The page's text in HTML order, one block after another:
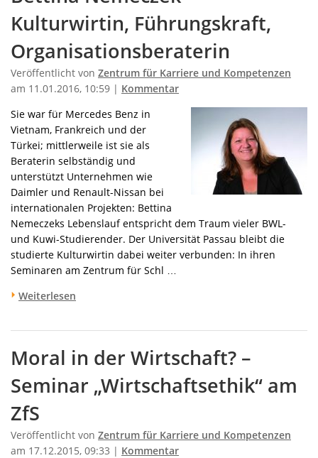
Kulturwirtin, Führungskraft,
Organisationsberaterin
Veröffentlicht von Zentrum für Karriere und Kompetenzen
am 11.01.2016, 10:59 | Kommentar
Sie war für Mercedes Benz in
Vietnam, Frankreich und der
Türkei; mittlerweile ist sie als
Beraterin selbständig und
unterstützt Unternehmen wie
Daimler und Renault-Nissan bei
internationalen Projekten: Bettina
Nemeczeks Lebenslauf entspricht dem Traum vieler BWL-
und Kuwi-Studierender. Der Universität Passau bleibt die
studierte Kulturwirtin dabei weiter verbunden: In ihren
Seminaren am Zentrum für Schl …
Weiterlesen
Moral in der Wirtschaft? –
Seminar „Wirtschaftsethik“ am
ZfS
Veröffentlicht von Zentrum für Karriere und Kompetenzen
am 17.12.2015, 09:33 | Kommentar